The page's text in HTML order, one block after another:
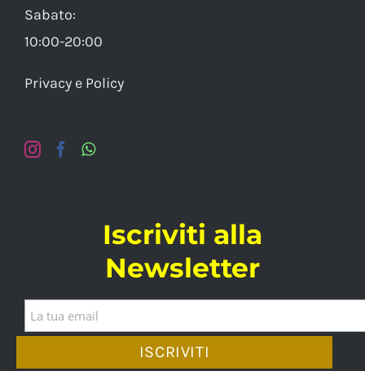
Sabato:
10:00-20:00
Privacy e Policy
Iscriviti alla
Newsletter